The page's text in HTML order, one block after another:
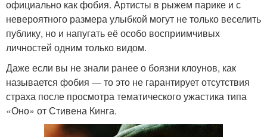
официально как фобия. Артисты в рыжем парике и с
невероятного размера улыбкой могут не только веселить
публику, но и напугать её особо восприимчивых
личностей одним только видом.
Даже если вы не знали ранее о боязни клоунов, как
называется фобия — то это не гарантирует отсутствия
страха после просмотра тематического ужастика типа
«Оно» от Стивена Кинга.